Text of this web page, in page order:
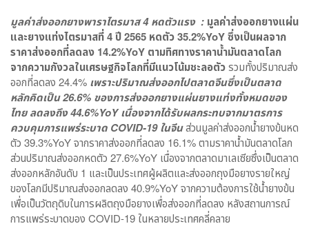
มูลค่าส่งออกยางพาราไตรมาส 4 หดตัวแรง : มูลค่าส่งออกยางแผ่น
และยางแท่งไตรมาสที่ 4 ปี 2565 หดตัว 35.2%YoY ซึ่งเป็นผลจาก
ราคาส่งออกที่ลดลง 14.2%YoY ตามทิศทางราคาน้ำมันตลาดโลก
จากความกังวลในเศรษฐกิจโลกที่มีแนวโน้มชะลอตัวรวมทั้งปริมาณส่ง
ออกที่ลดลง 24.4% เพราะปริมาณส่งออกไปตลาดจีนซึ่งเป็นตลาด
หลักคิดเป็น 26.6% ของการส่งออกยางแผ่นยางแท่งทั้งหมดของ
ไทย ลดลงถึง 44.6%YoY เนื่องจากได้รับผลกระทบจากมาตรการ
ควบคุมการแพร่ระบาด COVID-19 ในจีนส่วนมูลค่าส่งออกน้ำยางข้นหด
ตัว 39.3%YoY จากราคาส่งออกที่ลดลง 16.1% ตามราคาน้ำมันตลาดโลก
ส่วนปริมาณส่งออกหดตัว 27.6%YoY เนื่องจากตลาดมาเลเซียซึ่งเป็นตลาด
ส่งออกหลักอันดับ 1 และเป็นประเทศผู้ผลิตและส่งออกถุงมือยางรายใหญ่
ของโลกมีปริมาณส่งออกลดลง 40.9%YoY จากความต้องการใช้น้ำยางข้น
เพื่อเป็นวัตถุดิบในการผลิตถุงมือยางเพื่อส่งออกที่ลดลง หลังสถานการณ์
การแพร่ระบาดของ COVID-19 ในหลายประเทศคลี่คลาย